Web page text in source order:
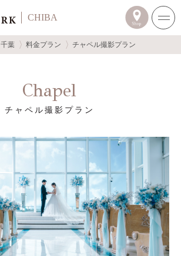
CHIBA
千葉 料金プラン チャペル撮影プラン
Chapel
チャペル撮影プラン